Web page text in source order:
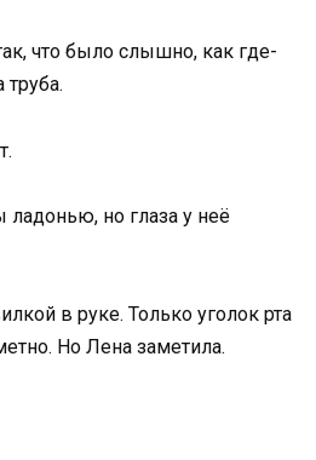
что было слышно, как где-
труба.
но глаза у неё
в руке. Только уголок рта
Но Лена заметила.